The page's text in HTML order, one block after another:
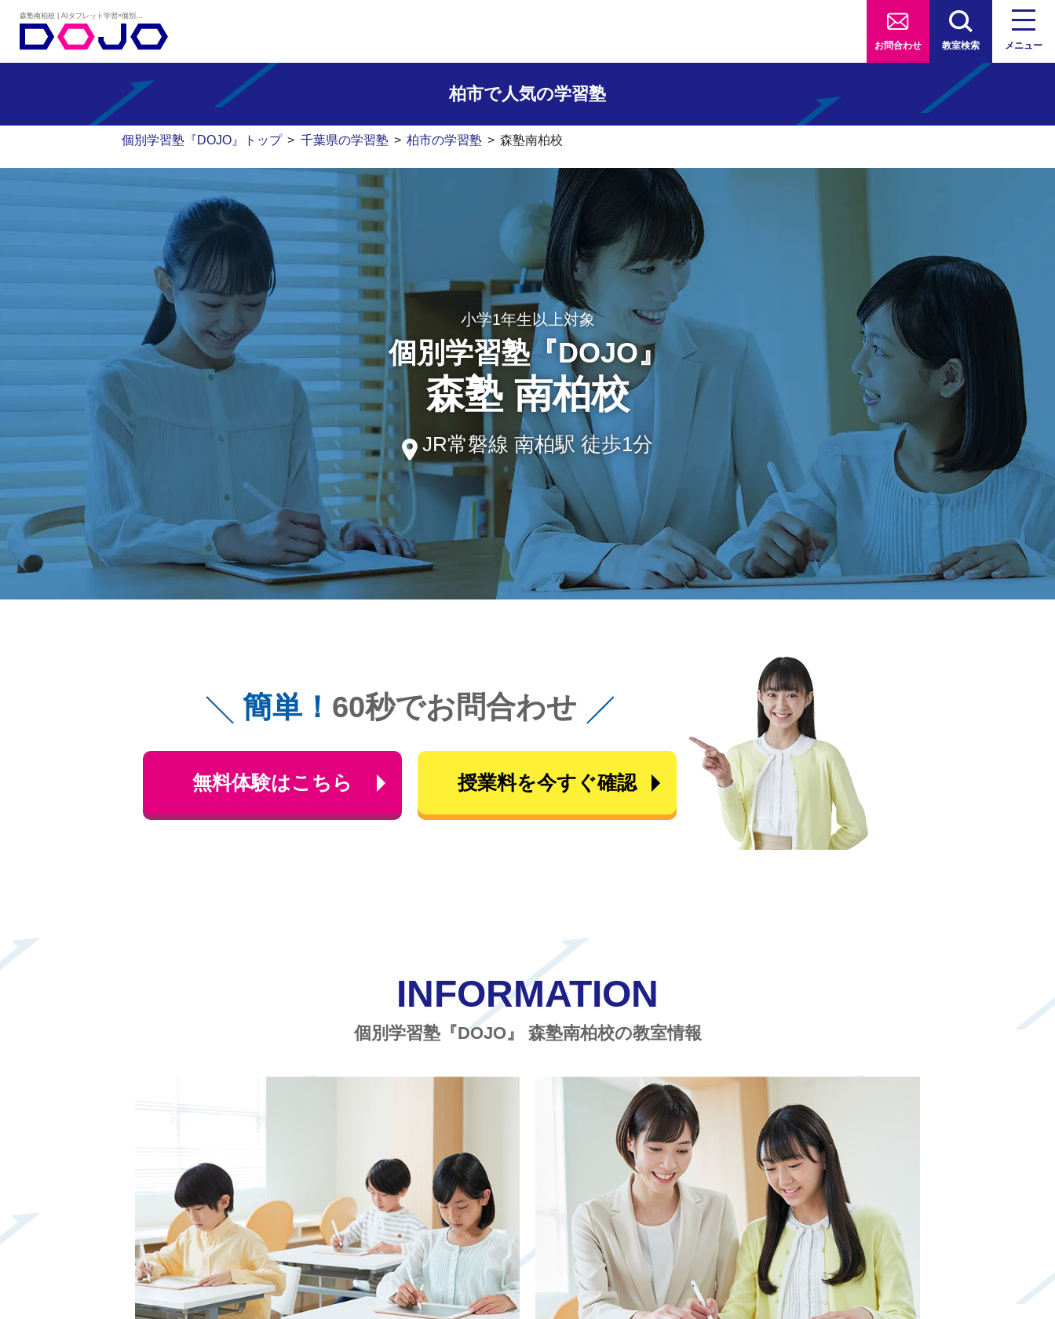
お問合わせ 教室検索 メニュー
柏市で人気の学習塾
個別学習塾『DOJO』トップ > 千葉県の学習塾 > 柏市の学習塾 > 森塾南柏校
小学1年生以上対象
個別学習塾『DOJO』
森塾 南柏校
JR常磐線 南柏駅 徒歩1分
簡単！ 60秒でお問合わせ
無料体験はこちら 授業料を今すぐ確認
INFORMATION
個別学習塾『DOJO』 森塾南柏校の教室情報